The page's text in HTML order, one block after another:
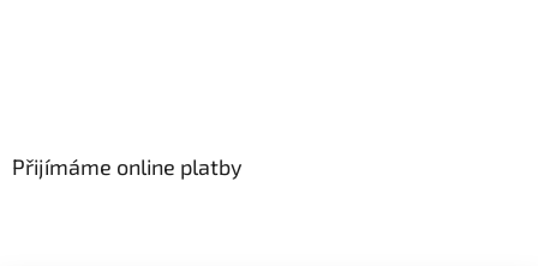
Přijímáme online platby